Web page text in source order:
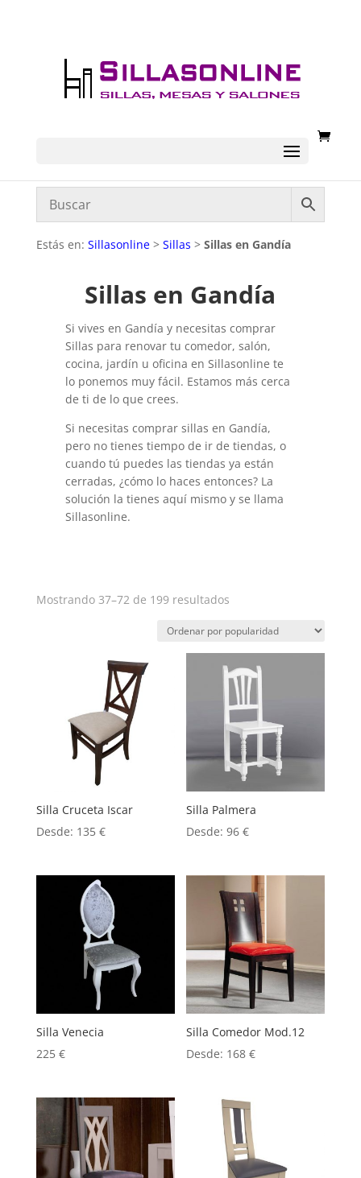
Estás en: Sillasonline> Sillas > Sillas en Gandía
Sillas en Gandía
Si vives en Gandía y necesitas comprar
Sillas para renovar tu comedor, salón,
cocina, jardín u oficina en Sillasonline te
lo ponemos muy fácil. Estamos más cerca
de ti de lo que crees.
Si necesitas comprar sillas en Gandía,
pero no tienes tiempo de ir de tiendas, o
cuando tú puedes las tiendas ya están
cerradas, ¿cómo lo haces entonces? La
solución la tienes aquí mismo y se llama
Sillasonline.
Mostrando 37–72 de 199 resultadosOrdenado
popularidad
Silla Cruceta Iscar
Desde: 135 €
Silla Palmera
Desde:96€
Silla Venecia
225 €
Silla Comedor Mod.12
Desde: 168€